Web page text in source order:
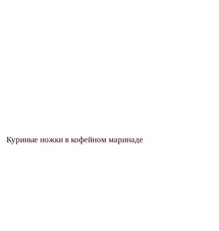
Куриные ножки в кофейном маринаде